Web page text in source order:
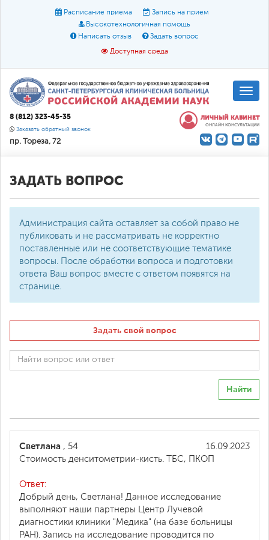
Расписание приема
Запись на прием
Высокотехнологичная помощь
Написать отзыв
Задать вопрос
Доступная среда
Размер шрифта: A A A
Цвет:
О доступной среде
8 (812) 323-45-35
Заказать обратный звонок
пр. Тореза, 72
ЛИЧНЫЙ КАБИНЕТ
ОНЛАЙН КОНСУЛЬТАЦИИ
ЗАДАТЬ ВОПРОС
Администрация сайта оставляет за собой право не
публиковать и не рассматривать не корректно
поставленные или не соответствующие тематике
вопросы. После обработки вопроса и подготовки
ответа Ваш вопрос вместе с ответом появятся на
странице.
Задать свой вопрос
Найти
16.09.2023
Светлана , 54
Стоимость денситометрии-кисть. ТБС, ПКОП
Ответ:
Добрый день, Светлана! Данное исследование
выполняют наши партнеры Центр Лучевой
диагностики клиники "Медика" (на базе больницы
РАН). Запись на исследование проводится по